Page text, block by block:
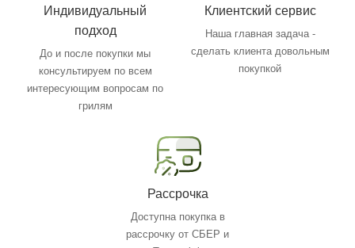
Индивидуальный
подход
До и после покупки мы
консультируем по всем
интересующим вопросам по
грилям
Клиентский сервис
Наша главная задача -
сделать клиента довольным
покупкой
Рассрочка
Доступна покупка в
рассрочку от СБЕР и